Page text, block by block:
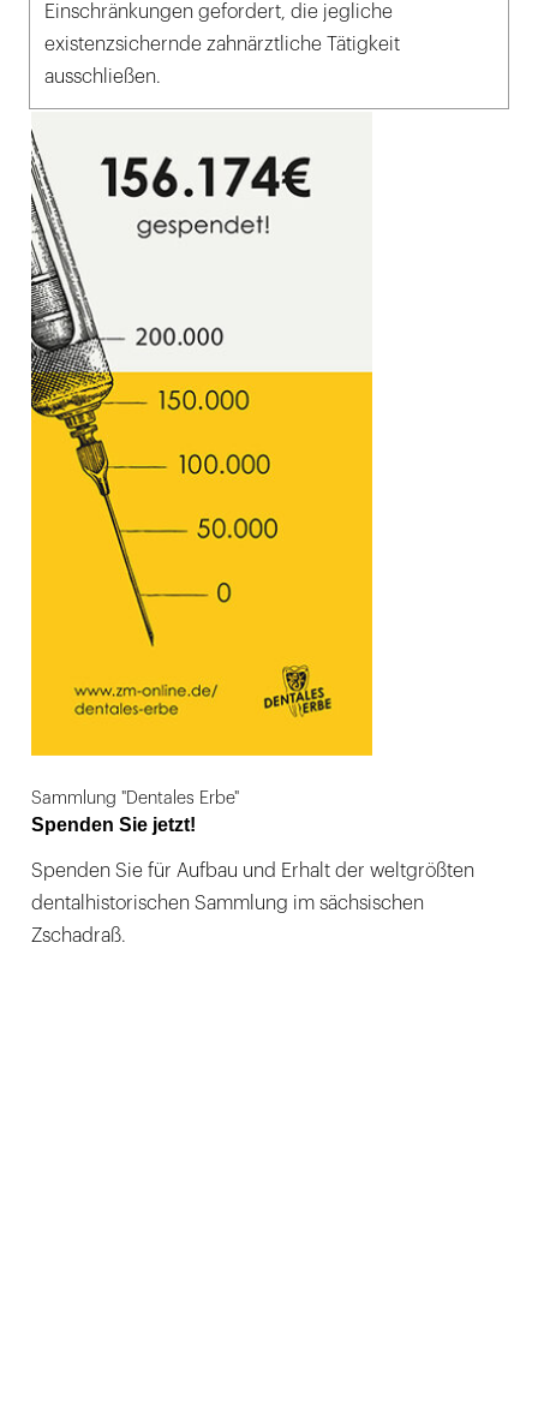
Einschränkungen gefordert, die jegliche
existenzsichernde zahnärztliche Tätigkeit
ausschließen.
Sammlung "Dentales Erbe"
Spenden Sie jetzt!
Spenden Sie für Aufbau und Erhalt der weltgrößten
dentalhistorischen Sammlung im sächsischen
Zschadraß.